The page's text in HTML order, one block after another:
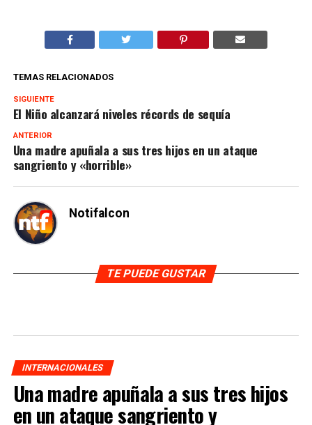
TEMAS RELACIONADOS
SIGUIENTE
El Niño alcanzará niveles récords de sequía
ANTERIOR
Una madre apuñala a sus tres hijos en un ataque
sangriento y «horrible»
Notifalcon
TE PUEDE GUSTAR
INTERNACIONALES
Una madre apuñala a sus tres hijos
en un ataque sangriento y